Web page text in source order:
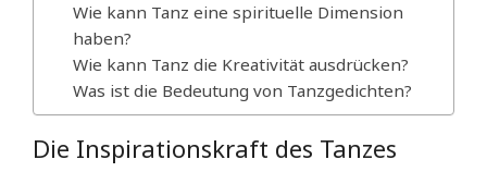
Wie kann Tanz eine spirituelle Dimension
haben?
Wie kann Tanz die Kreativität ausdrücken?
Was ist die Bedeutung von Tanzgedichten?
Die Inspirationskraft des Tanzes